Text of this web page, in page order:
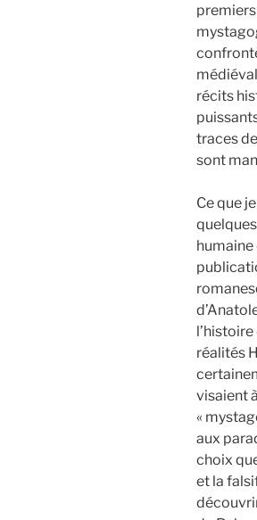
récits
traces
sont
Ce que
humaine
réalités
visaient
«
aux
choix
et la